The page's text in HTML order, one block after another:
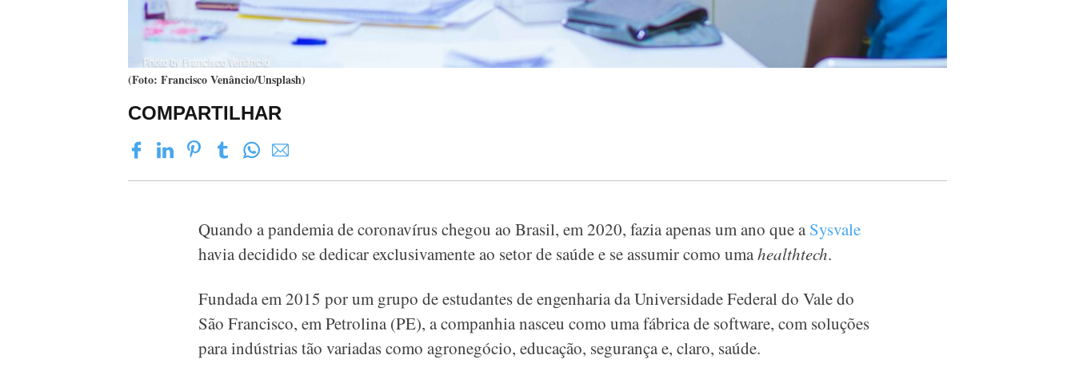
(Foto: Francisco Venâncio/Unsplash)
COMPARTILHAR
Quando a pandemia de coronavírus chegou ao Brasil, em 2020, fazia apenas um ano que aSysvale
havia decidido se dedicar exclusivamente ao setor de saúde e se assumir como umahealthtech.
Fundada em 2015 por um grupo de estudantes de engenharia da Universidade Federal do Vale do
São Francisco, em Petrolina (PE), a companhia nasceu como uma fábrica de software, com soluções
para indústrias tão variadas como agronegócio, educação, segurança e, claro, saúde.